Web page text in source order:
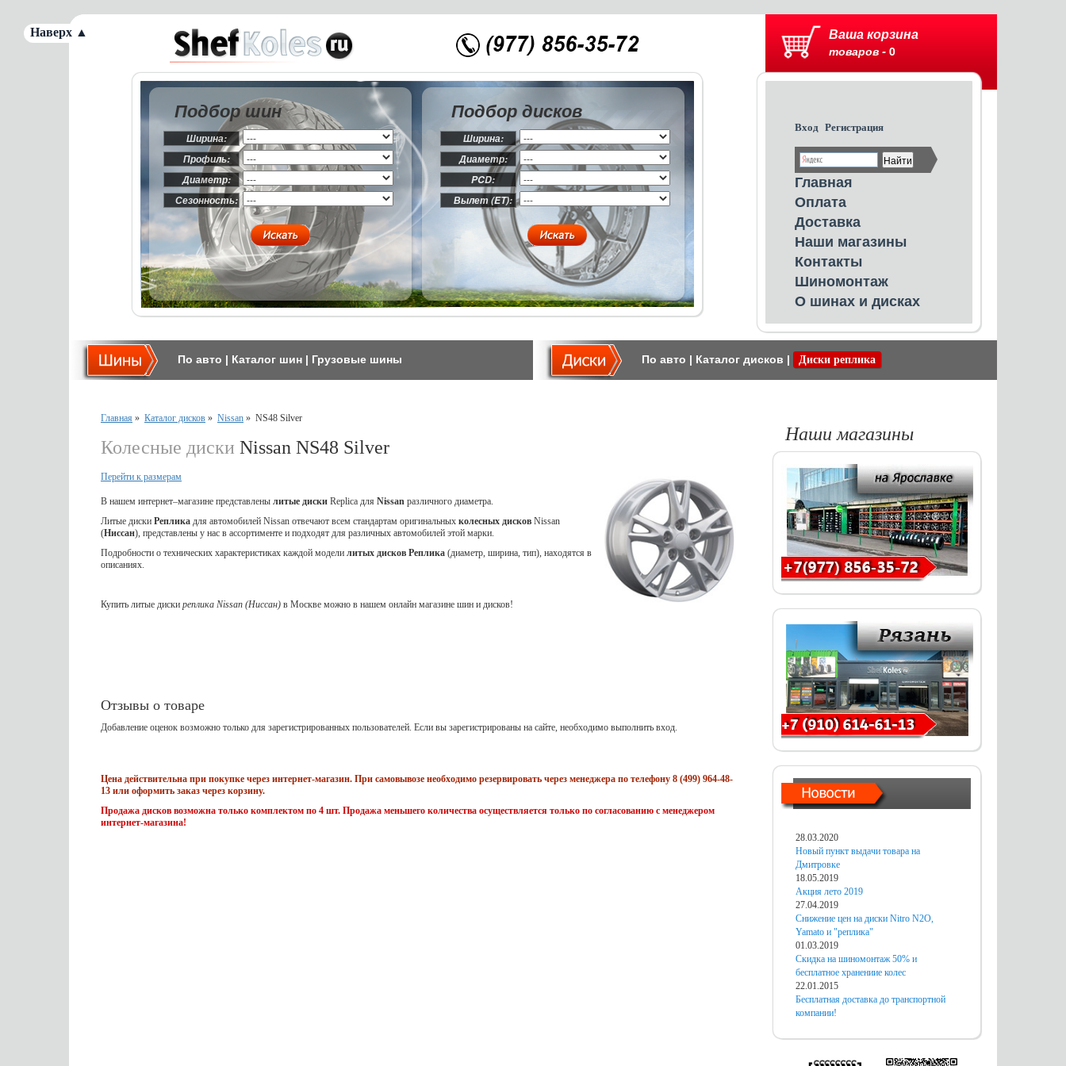
Ваша корзина
товаров - 0
Вход Регистрация
Главная
Оплата
Доставка
Наши магазины
Контакты
Шиномонтаж
О шинах и дисках
Подбор шин
Ширина:
Профиль:
Диаметр:
Сезонность:
Подбор дисков
Ширина:
Диаметр:
PCD:
Вылет (ET):
По авто | Каталог шин | Грузовые шины По авто | Каталог дисков | Диски реплика
Главная » Каталог дисков » Nissan » NS48 Silver
Колесные диски Nissan NS48 Silver
Перейти к размерам
В нашем интернет–магазине представлены литые диски Replica для Nissan различного диаметра.
Литые диски Реплика для автомобилей Nissan отвечают всем стандартам оригинальных колесных дисков Nissan
(Ниссан), представлены у нас в ассортименте и подходят для различных автомобилей этой марки.
Подробности о технических характеристиках каждой модели литых дисков Реплика (диаметр, ширина, тип), находятся в
описаниях.
Купить литые диски реплика Nissan (Ниссан) в Москве можно в нашем онлайн магазине шин и дисков!
Отзывы о товаре
Добавление оценок возможно только для зарегистрированных пользователей. Если вы зарегистрированы на сайте, необходимо выполнить вход.
Цена действительна при покупке через интернет-магазин. При самовывозе необходимо резервировать через менеджера по телефону 8 (499) 964-48-
13 или оформить заказ через корзину.
Продажа дисков возможна только комплектом по 4 шт. Продажа меньшего количества осуществляется только по согласованию с менеджером
интернет-магазина!
Наши магазины
28.03.2020
Новый пункт выдачи товара на
Дмитровке
18.05.2019
Акция лето 2019
27.04.2019
Снижение цен на диски Nitro N2O,
Yamato и "реплика"
01.03.2019
Скидка на шиномонтаж 50% и
бесплатное хранениие колес
22.01.2015
Бесплатная доставка до транспортной
компании!
Наверх ▲